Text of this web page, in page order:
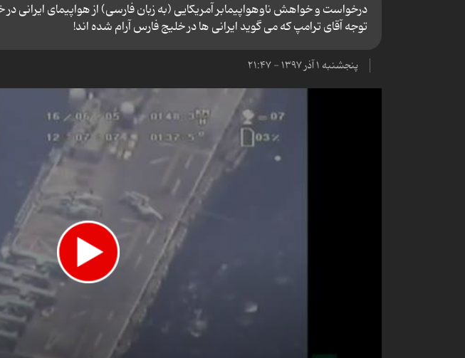
درخواست و خواهش ناوهواپیمابر آمریکایی (به زبان فارسی) از هواپیمای ایرانی
توجه آقای ترامپ که می گوید ایرانی ها در خلیج فارس آرام شده اند!
پنجشنبه ۱ آذر ۱۳۹۷ - ۲۱:۴۷